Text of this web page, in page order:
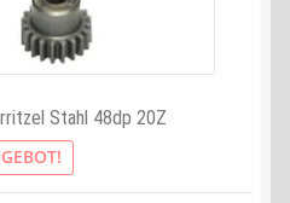
Stahl 48dp 20Z